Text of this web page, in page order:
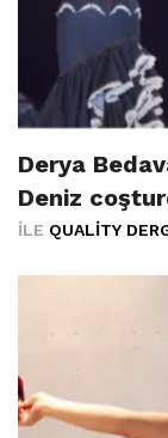
Derya
Deniz
İLE QUALITY